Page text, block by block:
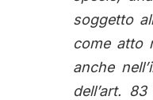
soggetto
come atto
anche
dell’art.